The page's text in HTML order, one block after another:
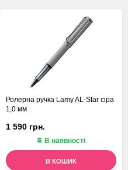
Ролерна ручка Lamy AL-Star сіра
1,0 мм
1 590 грн.
В наявності
В КОШИК